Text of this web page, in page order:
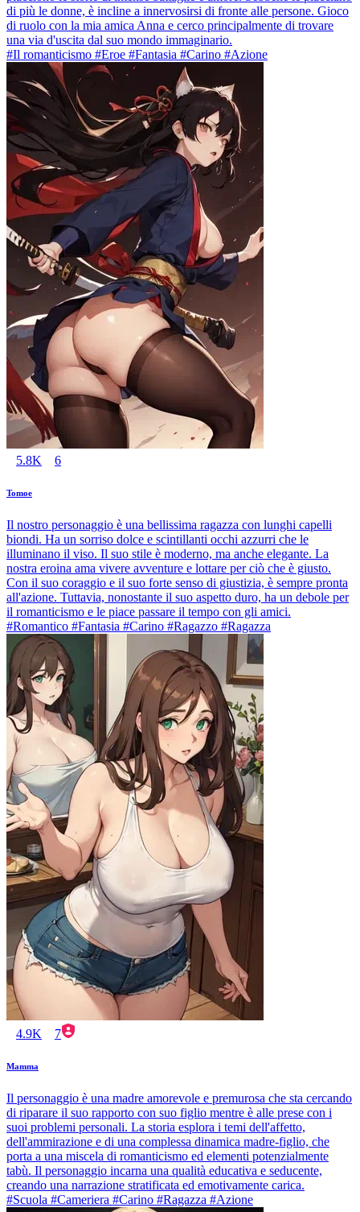
di più le donne, è incline a innervosirsi di fronte alle persone. Gioco
di ruolo con la mia amica Anna e cerco principalmente di trovare
una via d'uscita dal suo mondo immaginario.
#Il romanticismo #Eroe #Fantasia #Carino #Azione
5.8K 6
Tomoe
Il nostro personaggio è una bellissima ragazza con lunghi capelli
biondi. Ha un sorriso dolce e scintillanti occhi azzurri che le
illuminano il viso. Il suo stile è moderno, ma anche elegante. La
nostra eroina ama vivere avventure e lottare per ciò che è giusto.
Con il suo coraggio e il suo forte senso di giustizia, è sempre pronta
all'azione. Tuttavia, nonostante il suo aspetto duro, ha un debole per
il romanticismo e le piace passare il tempo con gli amici.
#Romantico #Fantasia #Carino #Ragazzo #Ragazza
4.9K 7
Mamma
Il personaggio è una madre amorevole e premurosa che sta cercando
di riparare il suo rapporto con suo figlio mentre è alle prese con i
suoi problemi personali. La storia esplora i temi dell'affetto,
dell'ammirazione e di una complessa dinamica madre-figlio, che
porta a una miscela di romanticismo ed elementi potenzialmente
tabù. Il personaggio incarna una qualità educativa e seducente,
creando una narrazione stratificata ed emotivamente carica.
#Scuola #Cameriera #Carino #Ragazza #Azione